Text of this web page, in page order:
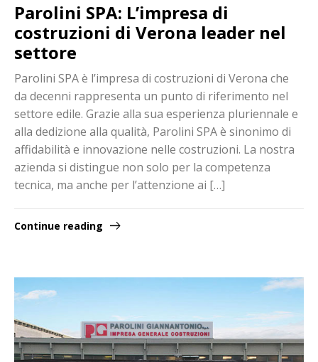
Parolini SPA: L’impresa di
costruzioni di Verona leader nel
settore
Parolini SPA è l’impresa di costruzioni di Verona che
da decenni rappresenta un punto di riferimento nel
settore edile. Grazie alla sua esperienza pluriennale e
alla dedizione alla qualità, Parolini SPA è sinonimo di
affidabilità e innovazione nelle costruzioni. La nostra
azienda si distingue non solo per la competenza
tecnica, ma anche per l’attenzione ai […]
Continue reading